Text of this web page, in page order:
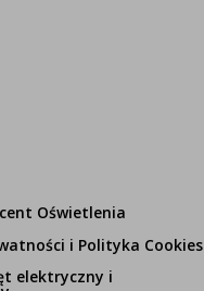
Oświetlenia
i Polityka Cookies
elektryczny i